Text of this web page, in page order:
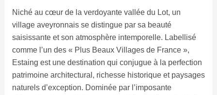
Niché au cœur de la verdoyante vallée du Lot, un
village aveyronnais se distingue par sa beauté
saisissante et son atmosphère intemporelle. Labellisé
comme l’un des « Plus Beaux Villages de France »,
Estaing est une destination qui conjugue à la perfection
patrimoine architectural, richesse historique et paysages
naturels d’exception. Dominée par l’imposante